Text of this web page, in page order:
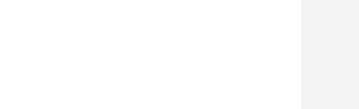
則として期間終了後の翌日12時以降に通知します）